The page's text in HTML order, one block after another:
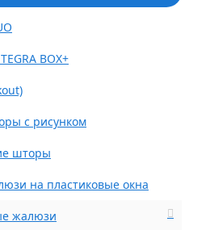
BOX+
с рисунком
шторы
на пластиковые окна
жалюзи